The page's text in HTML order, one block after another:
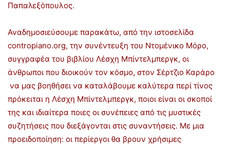
Παπαλεξόπουλος.
Αναδημοσιεύσουμε παρακάτω, από την ιστοσελίδα
contropiano.org, την συνέντευξη του Ντομένικο Μόρο,
συγγραφέα του βιβλίου Λέσχη Μπίντελμπεργκ, οι
άνθρωποι που διοικούν τον κόσμο, στον Σέρτζιο Καράρο
να μας βοηθήσει να καταλάβουμε καλύτερα περί τίνος
πρόκειται η Λέσχη Μπίντελμπεργκ, ποιοι είναι οι σκοποί
της και ιδιαίτερα ποιες οι συνέπειες από τις μυστικές
συζητήσεις που διεξάγονται στις συναντήσεις. Με μια
προειδοποίηση: οι περίεργοι θα βρουν χρήσιμες